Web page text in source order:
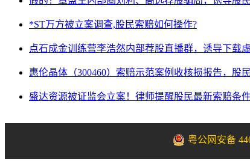
*ST万方被立案调查,股民索赔如何操作?
点石成金训练营李浩然内部荐股直播群，诱导下载
惠伦晶体（300460）索赔示范案例收核损报告，股
盛达资源被证监会立案！律师提醒股民最新索赔条
粤公网安备